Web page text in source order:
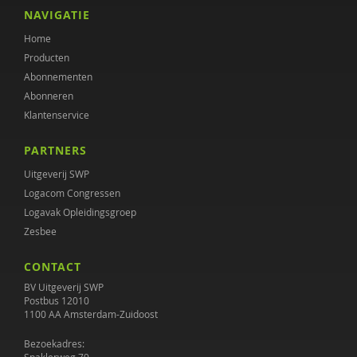
Annet Nugter
Ewout Openneer
Peter Oud
Marjolein Peters
Julia Plukaard
Gabriël Prinsenberg
Erik Rijntjes
Diana Roeg
DIEKE ROODBEEN
NAVIGATIE
Home
Producten
Abonnementen
Abonneren
Klantenservice
PARTNERS
Uitgeverij SWP
Logacom Congressen
Logavak Opleidingsgroep
Zesbee
CONTACT
BV Uitgeverij SWP
Postbus 12010
1100 AA Amsterdam-Zuidoost
Bezoekadres: